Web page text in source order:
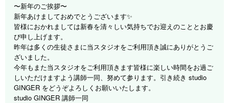
〜新年のご挨拶〜
新年あけましておめでとうございます✨
皆様におかれましては新春を清々しい気持ちでお迎えのこととお慶
び申し上げます。
昨年は多くの生徒さまに当スタジオをご利用頂き誠にありがとうご
ざいました。
今年もまた当スタジオをご利用頂きます皆様に楽しい時間をお過ご
しいただけますよう講師一同、努めて参ります。引き続き studio
GINGER をどうぞよろしくお願いいたします。
studio GINGER講師一同